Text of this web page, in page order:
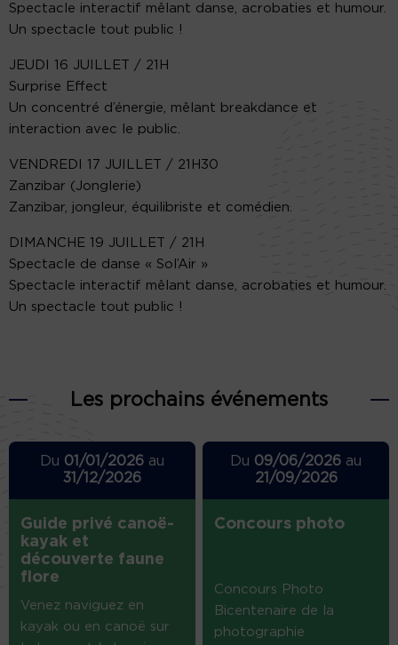
Spectacle interactif mêlant danse, acrobaties et humour.
Un spectacle tout public !
JEUDI 16 JUILLET / 21H
Surprise Effect
Un concentré d’énergie, mêlant breakdance et
interaction avec le public.
VENDREDI 17 JUILLET / 21H30
Zanzibar (Jonglerie)
Zanzibar, jongleur, équilibriste et comédien.
DIMANCHE 19 JUILLET / 21H
Spectacle de danse « Sol’Air »
Spectacle interactif mêlant danse, acrobaties et humour.
Un spectacle tout public !
Les prochains événements
Du 01/01/2026au
31/12/2026
Guide privé canoë-
kayak et
découverte faune
flore
Venez naviguez en
kayak ou en canoë sur
Du 09/06/2026 au
21/09/2026
Concours photo
Concours Photo
Bicentenaire de la
photographie